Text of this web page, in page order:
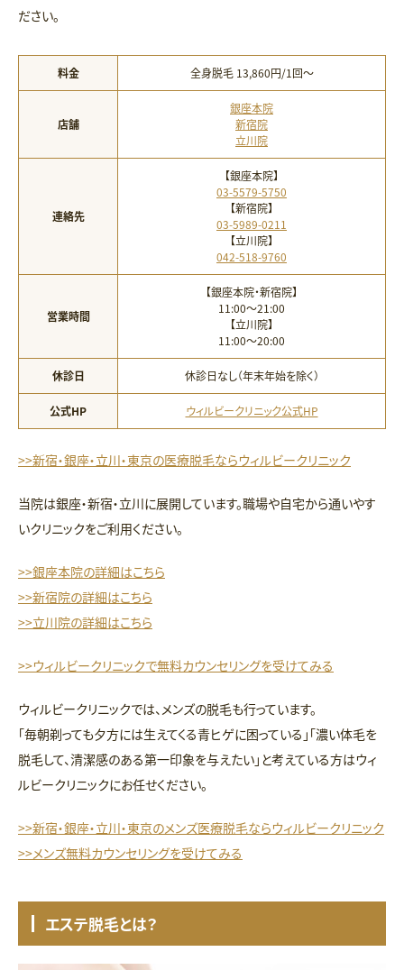
ださい。
料金 全身脱毛 13,860円/1回〜
店舗
銀座本院
新宿院
立川院
連絡先
【銀座本院】
03-5579-5750
【新宿院】
03-5989-0211
【立川院】
042-518-9760
営業時間
【銀座本院・新宿院】
11:00〜21:00
【立川院】
11:00〜20:00
休診日 休診日なし（年末年始を除く）
公式HP ウィルビークリニック公式HP
>>新宿・銀座・立川・東京の医療脱毛ならウィルビークリニック
当院は銀座・新宿・立川に展開しています。職場や自宅から通いやす
いクリニックをご利用ください。
>>銀座本院の詳細はこちら
>>新宿院の詳細はこちら
>>立川院の詳細はこちら
>>ウィルビークリニックで無料カウンセリングを受けてみる
ウィルビークリニックでは、メンズの脱毛も行っています。
「毎朝剃っても夕方には生えてくる青ヒゲに困っている」「濃い体毛を
脱毛して、清潔感のある第一印象を与えたい」と考えている方はウィ
ルビークリニックにお任せください。
>>新宿・銀座・立川・東京のメンズ医療脱毛ならウィルビークリニック
>>メンズ無料カウンセリングを受けてみる
エステ脱毛とは？